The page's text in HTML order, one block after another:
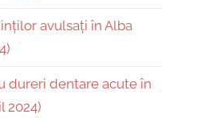
avulsați în Alba
dureri dentare acute în
2024)